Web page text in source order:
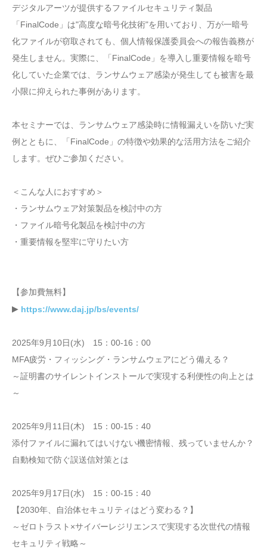
デジタルアーツが提供するファイルセキュリティ製品
「FinalCode」は"高度な暗号化技術"を用いており、万が一暗号
化ファイルが窃取されても、個人情報保護委員会への報告義務が
発生しません。実際に、「FinalCode」を導入し重要情報を暗号
化していた企業では、ランサムウェア感染が発生しても被害を最
小限に抑えられた事例があります。
本セミナーでは、ランサムウェア感染時に情報漏えいを防いだ実
例とともに、「FinalCode」の特徴や効果的な活用方法をご紹介
します。ぜひご参加ください。
＜こんな人におすすめ＞
・ランサムウェア対策製品を検討中の方
・ファイル暗号化製品を検討中の方
・重要情報を堅牢に守りたい方
【参加費無料】
▶ https://www.daj.jp/bs/events/
2025年9月10日(水) 15：00-16：00
MFA疲労・フィッシング・ランサムウェアにどう備える？
～証明書のサイレントインストールで実現する利便性の向上とは
～
2025年9月11日(木) 15：00-15：40
添付ファイルに漏れてはいけない機密情報、残っていませんか？
自動検知で防ぐ誤送信対策とは
2025年9月17日(水) 15：00-15：40
【2030年、自治体セキュリティはどう変わる？】
～ゼロトラスト×サイバーレジリエンスで実現する次世代の情報
セキュリティ戦略～